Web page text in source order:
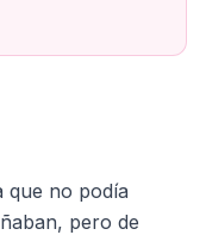
que no podía
pero de